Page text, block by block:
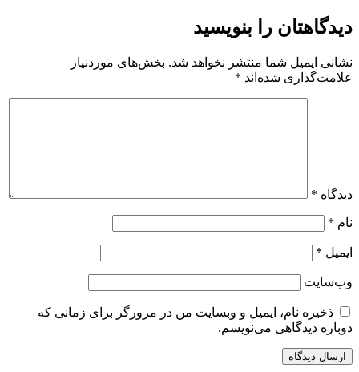
دیدگاهتان را بنویسید
نشانی ایمیل شما منتشر نخواهد شد. بخش‌های موردنیاز
علامت‌گذاری شده‌اند *
دیدگاه *
نام *
ایمیل *
وب‌سایت
ذخیره نام، ایمیل و وبسایت من در مرورگر برای زمانی که
دوباره دیدگاهی می‌نویسم.